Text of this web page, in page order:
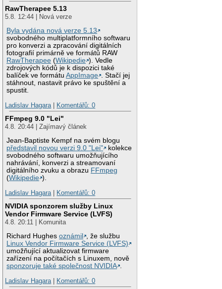
RawTherapee 5.13
5.8. 12:44 | Nová verze
Byla vydána nová verze 5.13
svobodného multiplatformního softwaru
pro konverzi a zpracování digitálních
fotografií primárně ve formátů RAW
RawTherapee (Wikipedie ). Vedle
zdrojových kódů je k dispozici také
balíček ve formátuAppImage . Stačí jej
stáhnout, nastavit právo ke spuštění a
spustit.
Ladislav Hagara| Komentářů: 0
FFmpeg 9.0 "Lei"
4.8. 20:44 | Zajímavý článek
Jean-Baptiste Kempf na svém blogu
představil novou verzi 9.0 "Lei"
kolekce
svobodného softwaru umožňujícího
nahrávání, konverzi a streamovaní
digitálního zvuku a obrazu FFmpeg
(Wikipedie ).
Ladislav Hagara| Komentářů: 0
NVIDIA sponzorem služby Linux
Vendor Firmware Service (LVFS)
4.8. 20:11 | Komunita
Richard Hughesoznámil
, že službu
Linux Vendor Firmware Service (LVFS)
umožňující aktualizovat firmware
zařízení na počítačích s Linuxem, nově
sponzoruje také společnost NVIDIA .
Ladislav Hagara| Komentářů: 0